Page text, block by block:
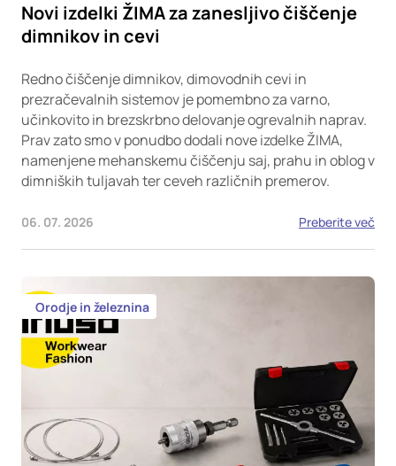
Novi izdelki ŽIMA za zanesljivo čiščenje
dimnikov in cevi
Redno čiščenje dimnikov, dimovodnih cevi in
prezračevalnih sistemov je pomembno za varno,
učinkovito in brezskrbno delovanje ogrevalnih naprav.
Prav zato smo v ponudbo dodali nove izdelke ŽIMA,
namenjene mehanskemu čiščenju saj, prahu in oblog v
dimniških tuljavah ter ceveh različnih premerov.
06. 07. 2026 Preberite več
Orodje in železnina